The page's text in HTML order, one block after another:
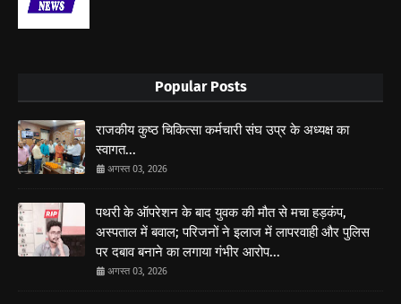
Popular Posts
राजकीय कुष्ठ चिकित्सा कर्मचारी संघ उप्र के अध्यक्ष का
स्वागत...
अगस्त 03, 2026
पथरी के ऑपरेशन के बाद युवक की मौत से मचा हड़कंप,
अस्पताल में बवाल; परिजनों ने इलाज में लापरवाही और पुलिस
पर दबाव बनाने का लगाया गंभीर आरोप...
अगस्त 03, 2026